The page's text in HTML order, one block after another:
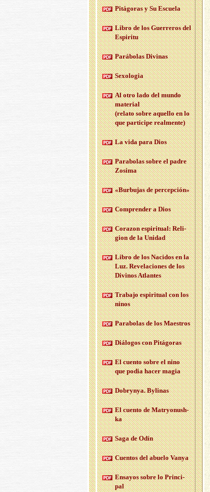
Pi­tá­go­ras y Su Es­cue­la
Libro de los Gue­rre­ros del
Es­pi­ri­tu
Pa­rá­bo­las Di­vi­nas
Se­xo­lo­gia
Al otro lado del mundo
ma­te­rial
(re­la­to sobre aque­llo en lo
que par­ti­ci­pe real­men­te)
La vida para Dios
Pa­ra­bo­las sobre el padre
Zo­si­ma
«Bur­bu­jas de per­cep­ción»
Com­pren­der a Dios
Co­ra­zon es­pi­ri­tual: Re­li­
gion de la Uni­dad
Libro de los Na­ci­dos en la
Luz. Re­ve­la­cio­nes de los
Di­vi­nos Atlan­tes
Tra­ba­jo es­pi­ri­tual con los
ninos
Pa­ra­bo­las de los Maes­tros
Diá­lo­gos con Pi­tá­go­ras
El cuen­to sobre el nino
que podia hacer magia
Do­bryn­ya. By­li­nas
El cuen­to de Ma­tr­yo­nush­
ka
Saga de Odín
Cuen­tos del abue­lo Vanya
En­sa­yos sobre lo Prin­ci­
pal